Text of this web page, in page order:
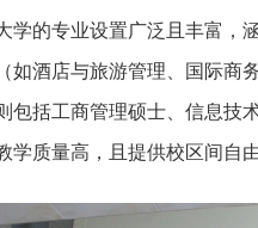
学的专业设置广泛且丰富，
如酒店与旅游管理、国际商
包括工商管理硕士、信息技
学质量高，且提供校区间自